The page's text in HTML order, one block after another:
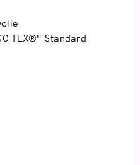
TEX®"-Standard